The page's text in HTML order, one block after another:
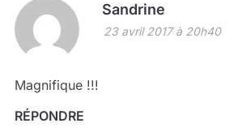
Sandrine
23 avril 2017 à 20h40
Magnifique !!!
RÉPONDRE